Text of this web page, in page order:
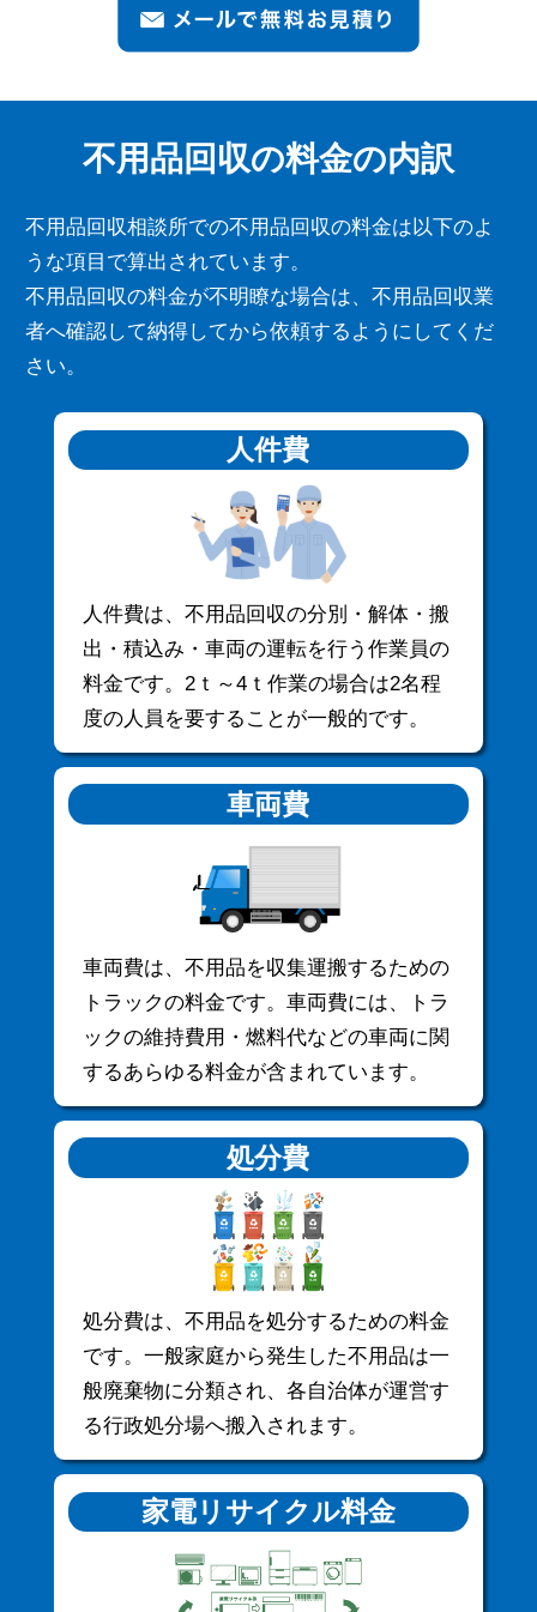
不用品回収の料金の内訳
不用品回収相談所での不用品回収の料金は以下のよ
うな項目で算出されています。
不用品回収の料金が不明瞭な場合は、不用品回収業
者へ確認して納得してから依頼するようにしてくだ
さい。
人件費
人件費は、不用品回収の分別・解体・搬
出・積込み・車両の運転を行う作業員の
料金です。2ｔ～4ｔ作業の場合は2名程
度の人員を要することが一般的です。
車両費
車両費は、不用品を収集運搬するための
トラックの料金です。車両費には、トラ
ックの維持費用・燃料代などの車両に関
するあらゆる料金が含まれています。
処分費
処分費は、不用品を処分するための料金
です。一般家庭から発生した不用品は一
般廃棄物に分類され、各自治体が運営す
る行政処分場へ搬入されます。
家電リサイクル料金